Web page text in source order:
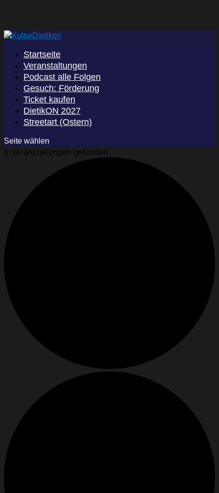
Startseite
Veranstaltungen
Podcast alle Folgen
Gesuch: Förderung
Ticket kaufen
DietikON 2027
Streetart (Ostern)
Seite wählen
0 Veranstaltungen gefunden.